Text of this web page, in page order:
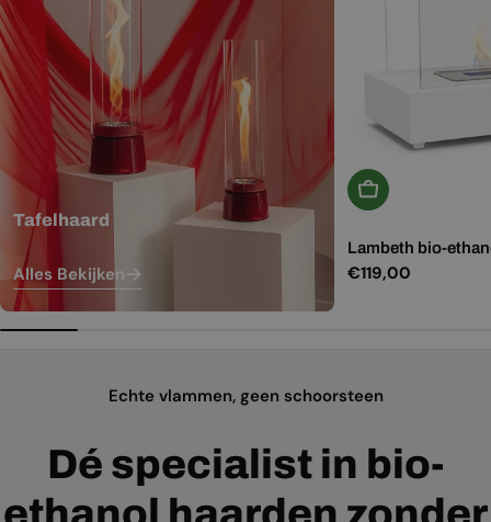
Tafelhaard
Alles Bekijken
In Winkelwagen
Lambeth bio-
Normale
€119,00
Echte vlammen, geen schoorsteen
Dé specialist in bio-